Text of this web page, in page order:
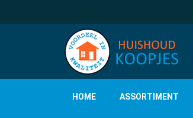
HOME ASSORTIMENT